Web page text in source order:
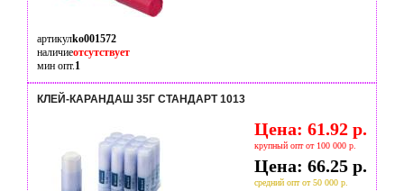
артикулko001572
наличиеотсутствует
мин опт.1
КЛЕЙ-КАРАНДАШ 35Г СТАНДАРТ 1013
Цена: 61.92 р.
крупный опт от 100 000 р.
Цена: 66.25 р.
средний опт от 50 000 р.